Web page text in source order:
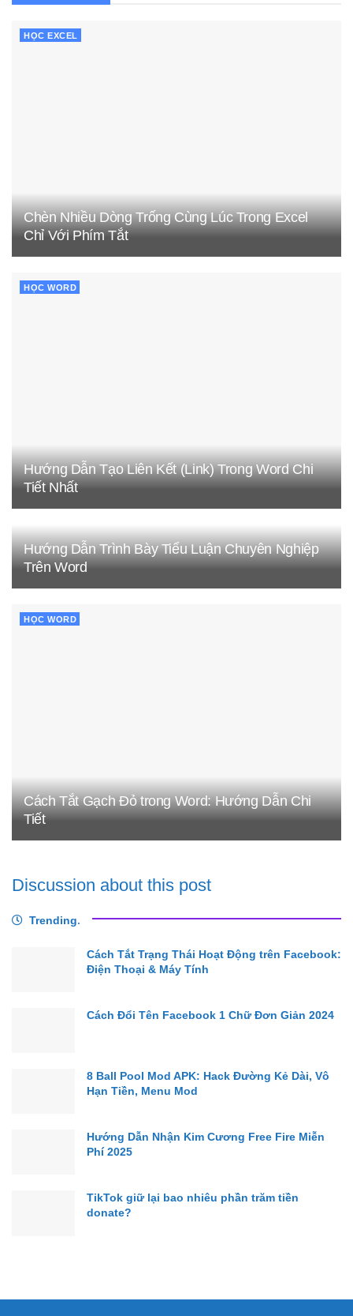
HỌC EXCEL
Chèn Nhiều Dòng Trống Cùng Lúc Trong Excel
Chỉ Với Phím Tắt
HỌC WORD
Hướng Dẫn Tạo Liên Kết (Link) Trong Word Chi
Tiết Nhất
Hướng Dẫn Trình Bày Tiểu Luận Chuyên Nghiệp
Trên Word
HỌC WORD
Cách Tắt Gạch Đỏ trong Word: Hướng Dẫn Chi
Tiết
Discussion about this post
Trending.
Cách Tắt Trạng Thái Hoạt Động trên Facebook:
Điện Thoại & Máy Tính
Cách Đổi Tên Facebook 1 Chữ Đơn Giản 2024
8 Ball Pool Mod APK: Hack Đường Kẻ Dài, Vô
Hạn Tiền, Menu Mod
Hướng Dẫn Nhận Kim Cương Free Fire Miễn
Phí 2025
TikTok giữ lại bao nhiêu phần trăm tiền
donate?